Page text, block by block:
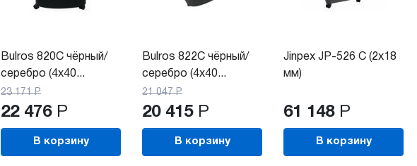
Bulros 820C чёрный/
серебро (4x40...
23 171 Р
22 476 Р
В корзину
Bulros 822C чёрный/
серебро (4x40...
21 047 Р
20 415 Р
В корзину
Jinpex JP-526 C (2x18
мм)
61 148 Р
В корзину